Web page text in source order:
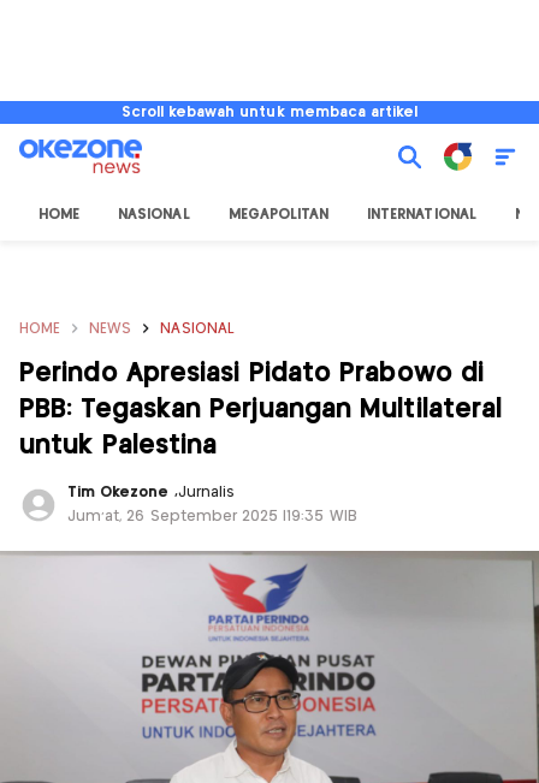
Scroll kebawah untuk membaca artikel
HOME NASIONAL MEGAPOLITAN INTERNATIONAL
HOME NEWS NASIONAL
Perindo Apresiasi Pidato Prabowo di
PBB: Tegaskan Perjuangan Multilateral
untuk Palestina
Tim Okezone ,Jurnalis
Jum'at, 26 September 2025 |19:35 WIB